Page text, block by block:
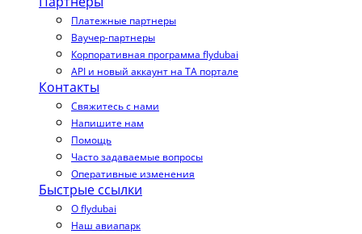
Платежные партнеры
Ваучер-партнеры
Корпоративная программа flydubai
API и новый аккаунт на TA портале
Контакты
Свяжитесь с нами
Напишите нам
Помощь
Часто задаваемые вопросы
Оперативные изменения
Быстрые ссылки
О flydubai
Наш авиапарк